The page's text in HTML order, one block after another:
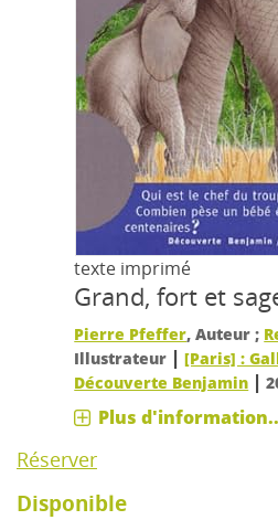
texte imprimé
Grand, fort et
Pierre Pfeffer, Auteur ;
Illustrateur |[Paris] :
Découverte Benjamin |
Plus
Réserver
Disponible